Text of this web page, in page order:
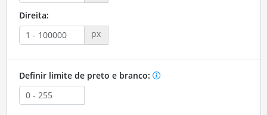
Direita:
px
Definir limite de preto e branco: